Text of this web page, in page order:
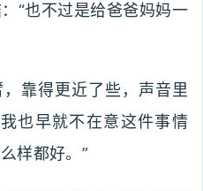
“也不过是给爸爸妈妈一
靠得更近了些，声音里
也早就不在意这件事情
样都好。”